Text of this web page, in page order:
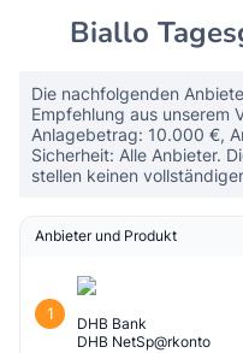
Biallo
Die nachfolgenden
Empfehlung aus unserem
Anlagebetrag: 10.000 €,
Sicherheit: Alle Anbieter.
stellen keinen
Anbieter und Produkt
1
DHB Bank
DHB NetSp@rkonto